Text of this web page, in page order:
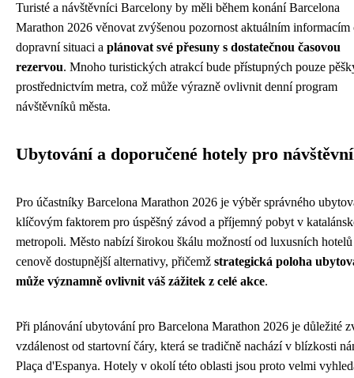
Turisté a návštěvníci Barcelony by měli během konání Barcelona
Marathon 2026 věnovat zvýšenou pozornost aktuálním informacím
dopravní situaci a plánovat své přesuny s dostatečnou časovou
rezervou. Mnoho turistických atrakcí bude přístupných pouze
prostřednictvím metra, což může výrazně ovlivnit denní program
návštěvníků města.
Ubytování a doporučené hotely pro
Pro účastníky Barcelona Marathon 2026 je výběr správného
klíčovým faktorem pro úspěšný závod a příjemný pobyt v
metropoli. Město nabízí širokou škálu možností od luxusních
cenově dostupnější alternativy, přičemž strategická poloha
může významně ovlivnit váš zážitek z celé akce.
Při plánování ubytování pro Barcelona Marathon 2026 je důležité
vzdálenost od startovní čáry, která se tradičně nachází v blízkosti
Plaça d'Espanya. Hotely v okolí této oblasti jsou proto velmi